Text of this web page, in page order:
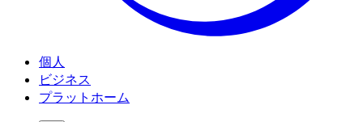
個人
ビジネス
プラットホーム